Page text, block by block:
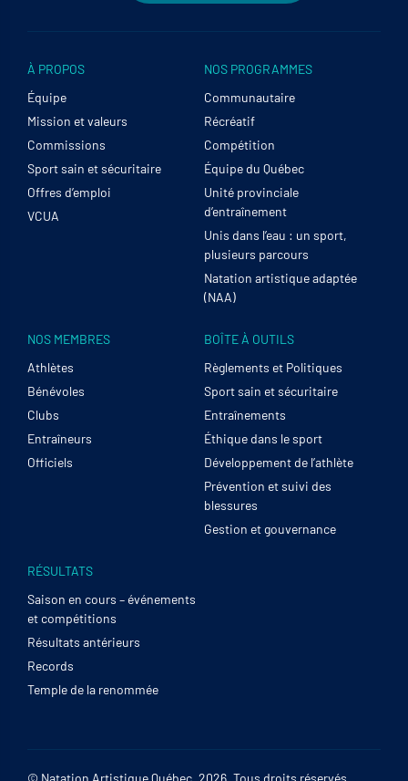
À PROPOS
Équipe
Mission et valeurs
Commissions
Sport sain et sécuritaire
Offres d’emploi
VCUA
NOS PROGRAMMES
Communautaire
Récréatif
Compétition
Équipe du Québec
Unité provinciale
d’entraînement
Unis dans l’eau : un sport,
plusieurs parcours
Natation artistique adaptée
(NAA)
NOS MEMBRES
Athlètes
Bénévoles
Clubs
Entraîneurs
Officiels
BOÎTE À OUTILS
Règlements et Politiques
Sport sain et sécuritaire
Entraînements
Éthique dans le sport
Développement de l’athlète
Prévention et suivi des
blessures
Gestion et gouvernance
RÉSULTATS
Saison en cours – événements
et compétitions
Résultats antérieurs
Records
Temple de la renommée
© Natation Artistique Québec, 2026. Tous droits réservés.